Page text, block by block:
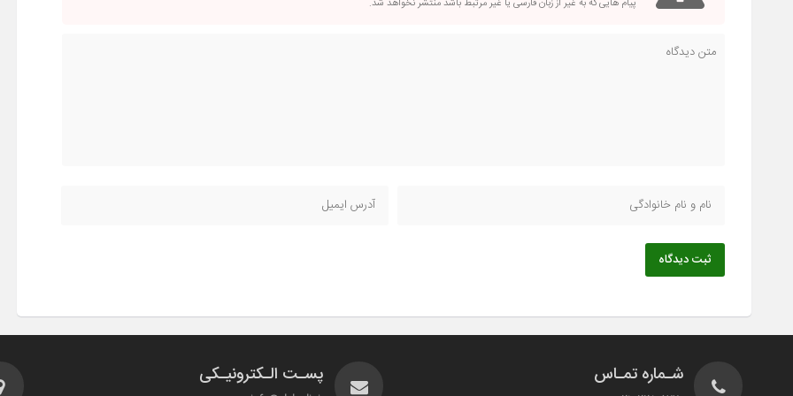
پیام هایی که به غیر از زبان فارسی یا غیر مرتبط باشد منتشر نخواهد شد.
ثبت دیدگاه
شـماره تمـاس پسـت الـکترونیـکی